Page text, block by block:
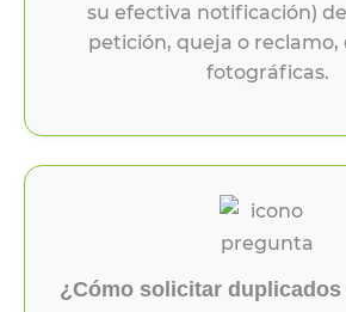
su efectiva notificación)
petición, queja o reclamo,
fotográficas.
¿Cómo solicitar duplicados